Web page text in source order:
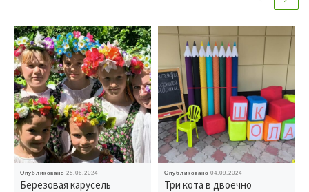
Опубликовано25.06.2024
Березовая карусель
Опубликовано04.09.2024
Три кота в двоечно